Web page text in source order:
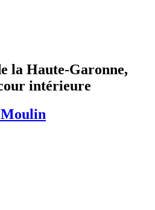
la Haute-Garonne,
intérieure